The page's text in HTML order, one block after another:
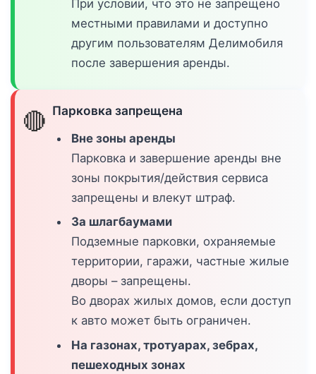
При условии, что это не запрещено
местными правилами и доступно
другим пользователям Делимобиля
после завершения аренды.
🔴 Парковка запрещена
Вне зоны аренды
Парковка и завершение аренды вне
зоны покрытия/действия сервиса
запрещены и влекут штраф.
За шлагбаумами
Подземные парковки, охраняемые
территории, гаражи, частные жилые
дворы – запрещены.
Во дворах жилых домов, если доступ
к авто может быть ограничен.
На газонах, тротуарах, зебрах,
пешеходных зонах